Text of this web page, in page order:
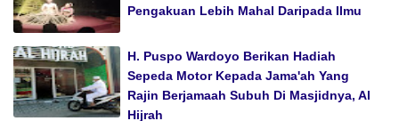
Pengakuan Lebih Mahal Daripada Ilmu
H. Puspo Wardoyo Berikan Hadiah
Sepeda Motor Kepada Jama'ah Yang
Rajin Berjamaah Subuh Di Masjidnya, Al
Hijrah